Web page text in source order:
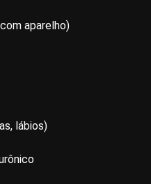
aparelho)
lábios)